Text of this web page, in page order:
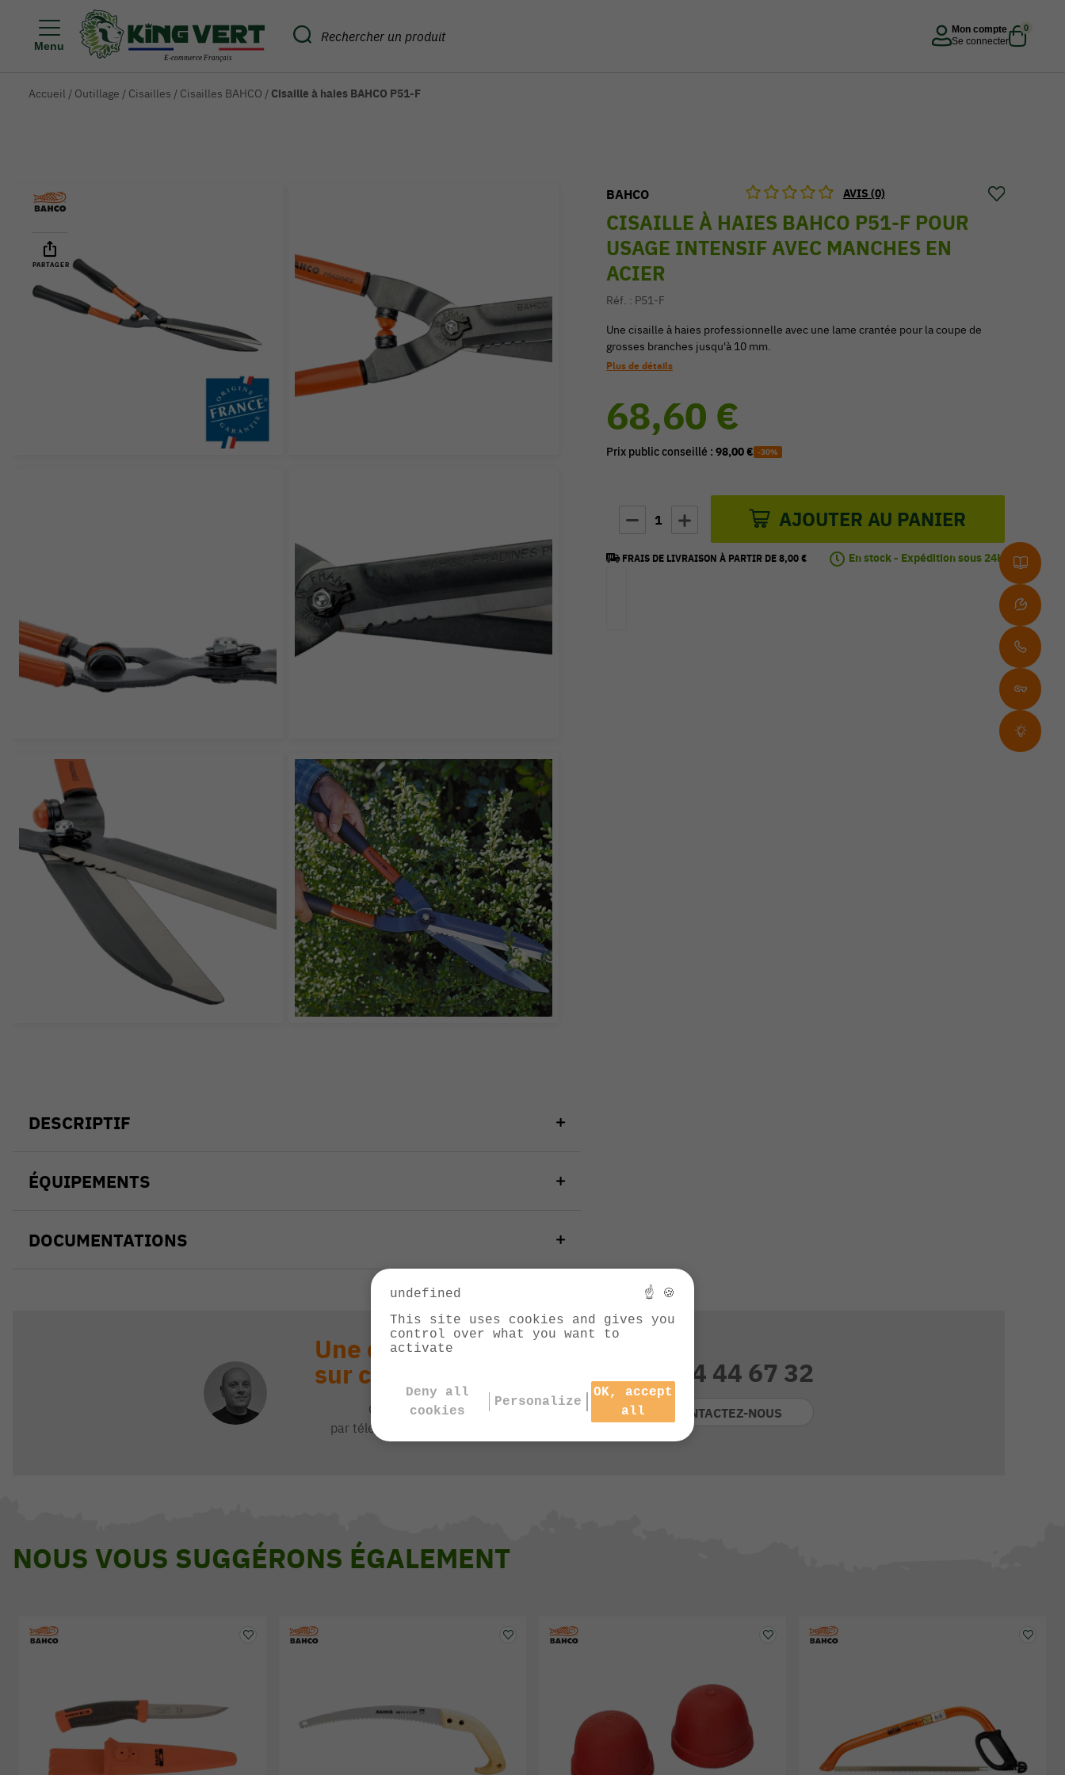
Menu
Mon compte
Se connecter
0
Accueil / Outillage / Cisailles / Cisailles BAHCO / Cisaille à haies BAHCO P51-F
PARTAGER
DESCRIPTIF
ÉQUIPEMENTS
DOCUMENTATIONS
BAHCO AVIS (0)
CISAILLE À HAIES BAHCO P51-F POUR
USAGE INTENSIF AVEC MANCHES EN
ACIER
Réf. : P51-F
Une cisaille à haies professionnelle avec une lame crantée pour la coupe de
grosses branches jusqu'à 10 mm.
Plus de détails
68,60 €
Prix public conseillé : 98,00 € -30%
1 AJOUTER AU PANIER
FRAIS DE LIVRAISON À PARTIR DE 8,00 € En stock - Expédition sous 24H
Une question technique
sur ce produit ?
Contactez notre service client
par téléphone de 9h à 13h et de 14h à 17h
03 84 44 67 32
CONTACTEZ-NOUS
NOUS VOUS SUGGÉRONS ÉGALEMENT
undefined
☝ 🍪
This site uses cookies and gives you
control over what you want to
activate
Deny all
cookies
Personalize
OK, accept
all